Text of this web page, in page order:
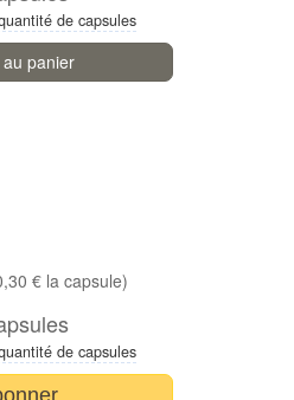
de capsules
panier
€ la capsule)
de capsules